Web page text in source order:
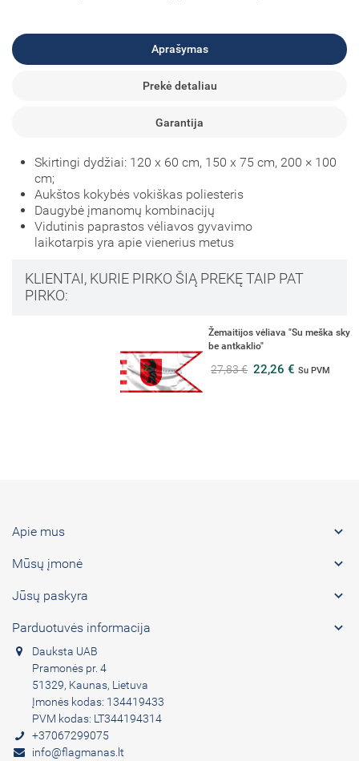
Aprašymas
Prekė detaliau
Garantija
Skirtingi dydžiai: 120 x 60 cm, 150 x 75 cm, 200 × 100
cm;
Aukštos kokybės vokiškas poliesteris
Daugybė įmanomų kombinacijų
Vidutinis paprastos vėliavos gyvavimo
laikotarpis yra apie vienerius metus
KLIENTAI, KURIE PIRKO ŠIĄ PREKĘ TAIP PAT
PIRKO:
Žemaitijos vėliava "Su meška skyde ir raudonu apvadu,
27,83 € 22,26 € Su PVM
Apie mus 
Mūsų įmonė 
Jūsų paskyra 
Parduotuvės informacija 
Dauksta UAB
Pramonės pr. 4
51329, Kaunas, Lietuva
Įmonės kodas: 134419433
PVM kodas: LT344194314
+37067299075
info@flagmanas.lt